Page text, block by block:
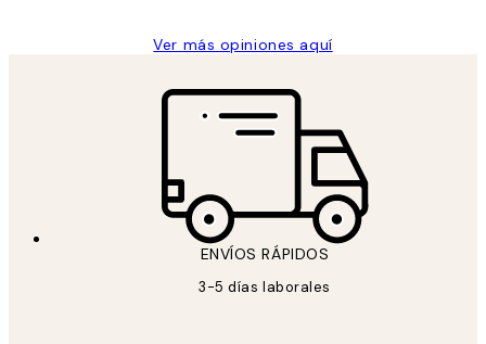
Ver más opiniones aquí
ENVÍOS RÁPIDOS
3-5 días laborales